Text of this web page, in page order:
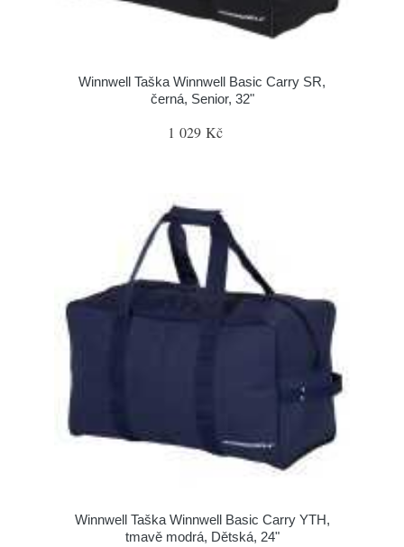
Winnwell Taška Winnwell Basic Carry SR,
černá, Senior, 32"
1 029 Kč
Winnwell Taška Winnwell Basic Carry YTH,
tmavě modrá, Dětská, 24"